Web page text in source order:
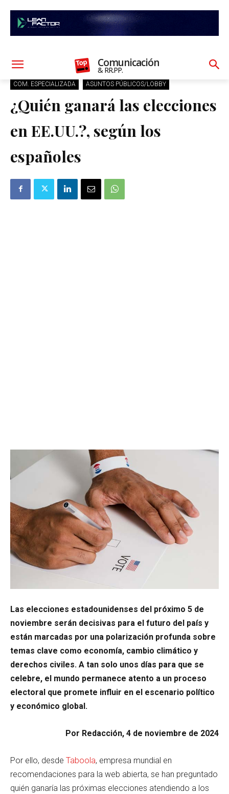
Comunicación
& RR.PP.
COM. ESPECIALIZADA ASUNTOS PÚBLICOS/LOBBY
¿Quién ganará las elecciones
en EE.UU.?, según los
españoles
Las elecciones estadounidenses del próximo 5 de
noviembre serán decisivas para el futuro del país y
están marcadas por una polarización profunda sobre
temas clave como economía, cambio climático y
derechos civiles. A tan solo unos días para que se
celebre, el mundo permanece atento a un proceso
electoral que promete influir en el escenario político
y económico global.
Por Redacción, 4 de noviembre de 2024
Por ello, desde Taboola, empresa mundial en
recomendaciones para la web abierta, se han preguntado
quién ganaría las próximas elecciones atendiendo a los